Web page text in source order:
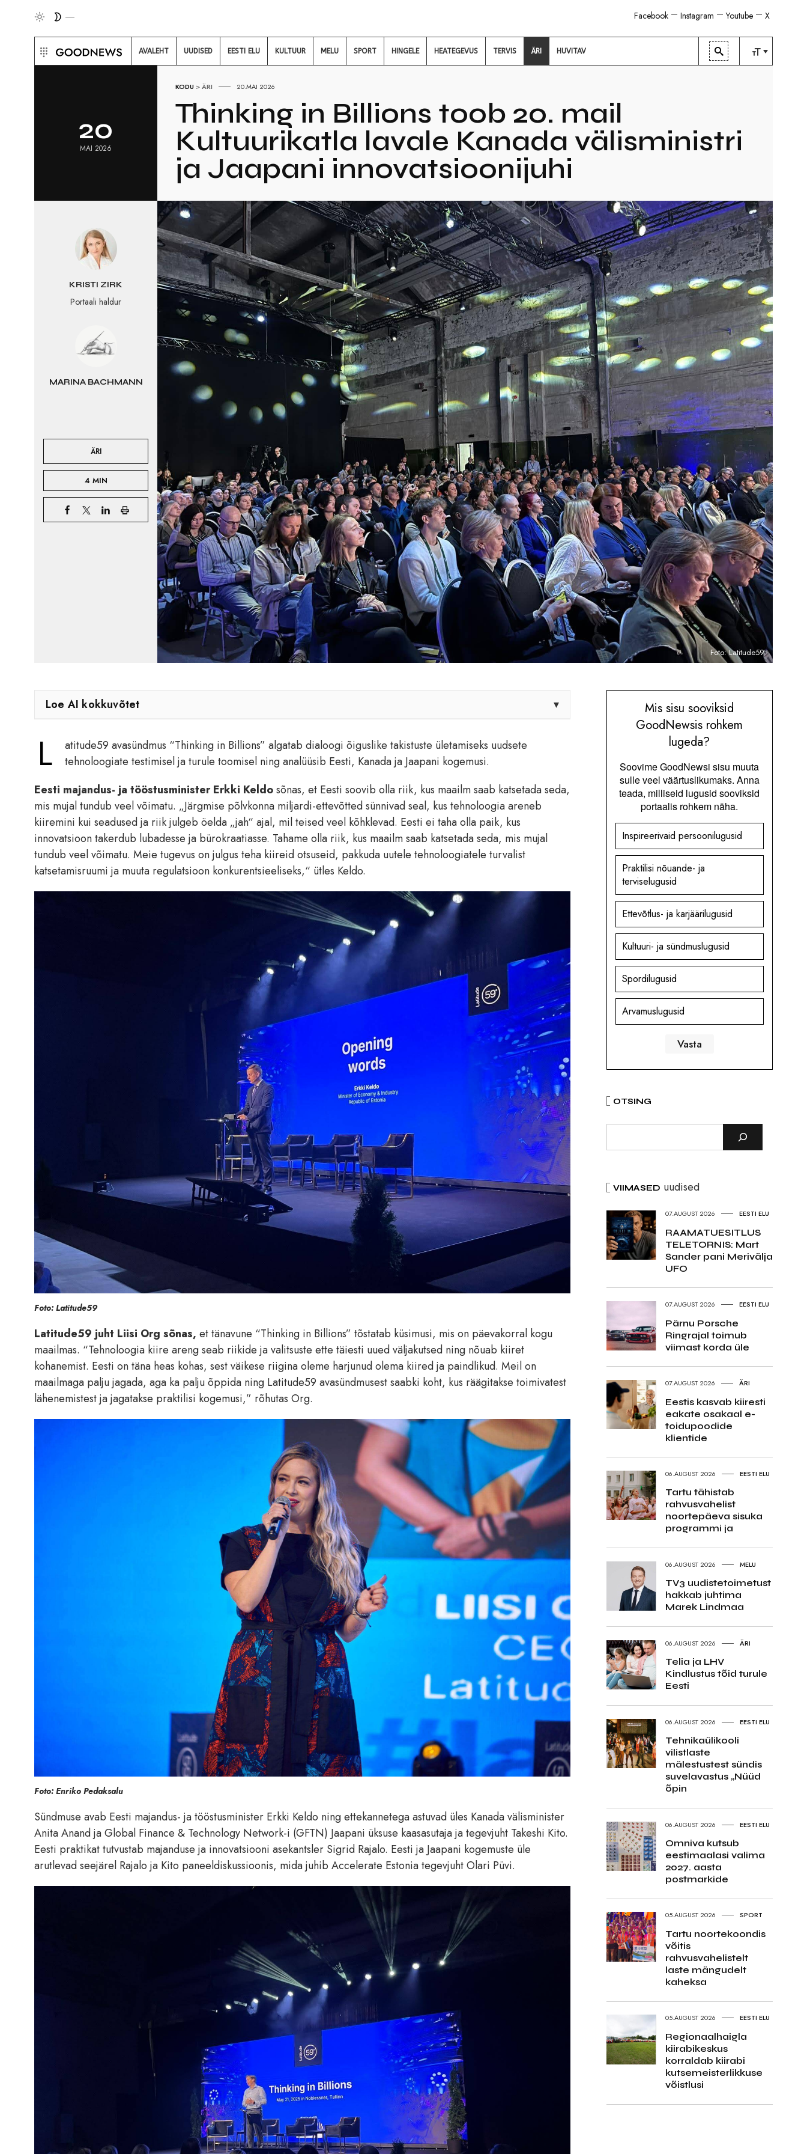
X
Youtube
Instagram
Facebook
AVALEHT UUDISED EESTI ELU KULTUUR MELU SPORT HINGELE HEATEGEVUS TERVIS ÄRI HUVITAV
20
MAI 2026
KODU >ÄRI 20.MAI 2026
Thinking in Billions toob 20. mail
Kultuurikatla lavale Kanada välisministri
ja Jaapani innovatsioonijuhi
KRISTI ZIRK
Portaali haldur
MARINA BACHMANN
ÄRI
4 MIN
Foto: Latitude59
Loe AI kokkuvõtet ▾
L
atitude59 avasündmus “Thinking in Billions” algatab dialoogi õiguslike takistuste ületamiseks uudsete
tehnoloogiate testimisel ja turule toomisel ning analüüsib Eesti, Kanada ja Jaapani kogemusi.
Eesti majandus- ja tööstusminister Erkki Keldosõnas, et Eesti soovib olla riik, kus maailm saab katsetada seda,
mis mujal tundub veel võimatu. „Järgmise põlvkonna miljardi-ettevõtted sünnivad seal, kus tehnoloogia areneb
kiiremini kui seadused ja riik julgeb öelda „jah“ ajal, mil teised veel kõhklevad. Eesti ei taha olla paik, kus
innovatsioon takerdub lubadesse ja bürokraatiasse. Tahame olla riik, kus maailm saab katsetada seda, mis mujal
tundub veel võimatu. Meie tugevus on julgus teha kiireid otsuseid, pakkuda uutele tehnoloogiatele turvalist
katsetamisruumi ja muuta regulatsioon konkurentsieeliseks,“ ütles Keldo.
Foto: Latitude59
Latitude59 juht Liisi Org sõnas, et tänavune “Thinking in Billions” tõstatab küsimusi, mis on päevakorral kogu
maailmas. “Tehnoloogia kiire areng seab riikide ja valitsuste ette täiesti uued väljakutsed ning nõuab kiiret
kohanemist. Eesti on täna heas kohas, sest väikese riigina oleme harjunud olema kiired ja paindlikud. Meil on
maailmaga palju jagada, aga ka palju õppida ning Latitude59 avasündmusest saabki koht, kus räägitakse toimivatest
lähenemistest ja jagatakse praktilisi kogemusi,” rõhutas Org.
Foto: Enriko Pedaksalu
Sündmuse avab Eesti majandus- ja tööstusminister Erkki Keldo ning ettekannetega astuvad üles Kanada välisminister
Anita Anand ja Global Finance & Technology Network-i (GFTN) Jaapani üksuse kaasasutaja ja tegevjuht Takeshi Kito.
Eesti praktikat tutvustab majanduse ja innovatsiooni asekantsler Sigrid Rajalo. Eesti ja Jaapani kogemuste üle
arutlevad seejärel Rajalo ja Kito paneeldiskussioonis, mida juhib Accelerate Estonia tegevjuht Olari Püvi.
Mis sisu sooviksid
GoodNewsis rohkem
lugeda?
Soovime GoodNewsi sisu muuta
sulle veel väärtuslikumaks. Anna
teada, milliseid lugusid sooviksid
portaalis rohkem näha.
Inspireerivaid persoonilugusid
Praktilisi nõuande- ja
terviselugusid
Ettevõtlus- ja karjäärilugusid
Kultuuri- ja sündmuslugusid
Spordilugusid
Arvamuslugusid
OTSING
VIIMASED uudised
07.AUGUST 2026 EESTI ELU
RAAMATUESITLUS
TELETORNIS: Mart
Sander pani Merivälja
UFO
07.AUGUST 2026 EESTI ELU
Pärnu Porsche
Ringrajal toimub
viimast korda üle
07.AUGUST 2026 ÄRI
Eestis kasvab kiiresti
eakate osakaal e-
toidupoodide
klientide
06.AUGUST 2026 EESTI ELU
Tartu tähistab
rahvusvahelist
noortepäeva sisuka
programmi ja
06.AUGUST 2026 MELU
TV3 uudistetoimetust
hakkab juhtima
Marek Lindmaa
06.AUGUST 2026 ÄRI
Telia ja LHV
Kindlustus tõid turule
Eesti
06.AUGUST 2026 EESTI ELU
Tehnikaülikooli
vilistlaste
mälestustest sündis
suvelavastus „Nüüd
õpin
06.AUGUST 2026 EESTI ELU
Omniva kutsub
eestimaalasi valima
2027. aasta
postmarkide
05.AUGUST 2026 SPORT
Tartu noortekoondis
võitis
rahvusvahelistelt
laste mängudelt
kaheksa
05.AUGUST 2026 EESTI ELU
Regionaalhaigla
kiirabikeskus
korraldab kiirabi
kutsemeisterlikkuse
võistlusi